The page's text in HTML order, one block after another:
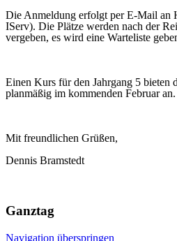
Die Anmeldung erfolgt per E-Mail an
IServ). Die Plätze werden nach der
vergeben, es wird eine Warteliste
Einen Kurs für den Jahrgang 5 bieten
planmäßig im kommenden Februar an.
Mit freundlichen Grüßen,
Dennis Bramstedt
Ganztag
Navigation überspringen